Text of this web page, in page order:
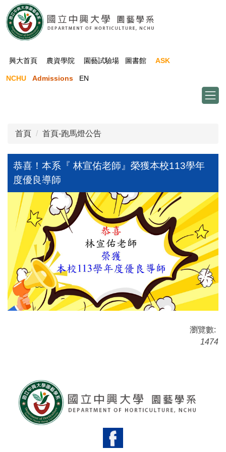
跳
到
主
內
區
興大首頁 農資學院 園藝試驗場 圖書館 ASK
NCHU Admissions EN
首頁 首頁-跑馬燈公告
恭喜！本系『 林宣佑老師』榮獲本校113學年
度優良導師
瀏覽數:
1474